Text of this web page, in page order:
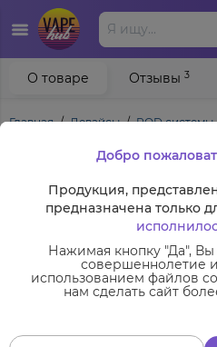
Главная Девайсы POD системы
О товаре Отзывы 3
Добро
Продукция,
предназначена только
Нажимая кнопку "Да",
совершеннолетие
использованием файлов
нам сделать сайт